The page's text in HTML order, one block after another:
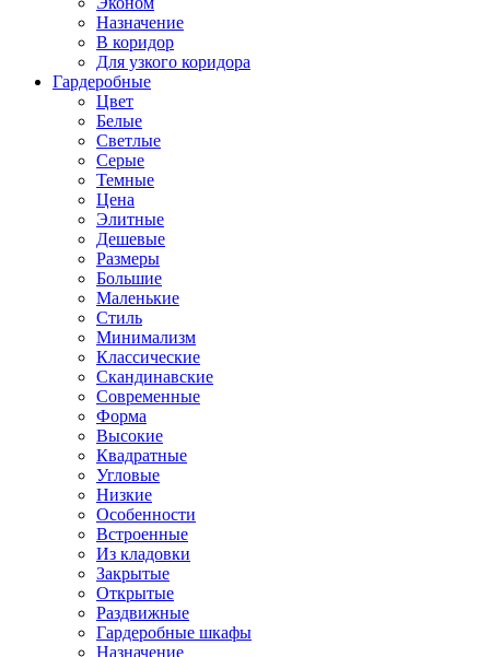
Назначение
В коридор
Для узкого коридора
Гардеробные
Цвет
Белые
Светлые
Серые
Темные
Цена
Элитные
Дешевые
Размеры
Большие
Маленькие
Стиль
Минимализм
Классические
Скандинавские
Современные
Форма
Высокие
Квадратные
Угловые
Низкие
Особенности
Встроенные
Из кладовки
Закрытые
Открытые
Раздвижные
Гардеробные шкафы
Назначение